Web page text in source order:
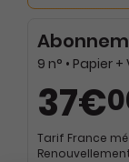
9 n° • Papier
37€
Tarif France